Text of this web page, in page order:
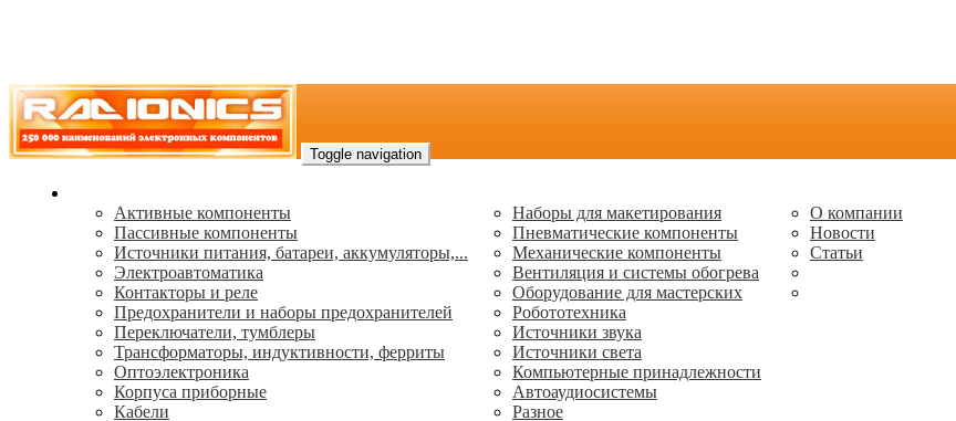
Toggle navigation
Активные компоненты
Пассивные компоненты
Источники питания, батареи, аккумуляторы,...
Электроавтоматика
Контакторы и реле
Предохранители и наборы предохранителей
Переключатели, тумблеры
Трансформаторы, индуктивности, ферриты
Oптоэлектроника
Корпуса приборные
Кабели
Наборы для макетирования
Пневматические компоненты
Механические компоненты
Вентиляция и системы обогрева
Оборудование для мастерских
Робототехника
Источники звука
Источники света
Компьютерные принадлежности
Автоаудиосистемы
Разное
О компании
Новости
Статьи